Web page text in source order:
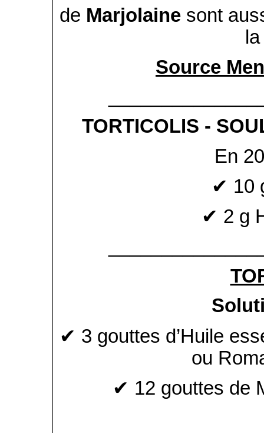
de Marjolaine sont
Source
TORTICOLIS -
En
✔ 10
✔ 2 g
✔ 3 gouttes d’Huile
ou
✔ 12 gouttes de